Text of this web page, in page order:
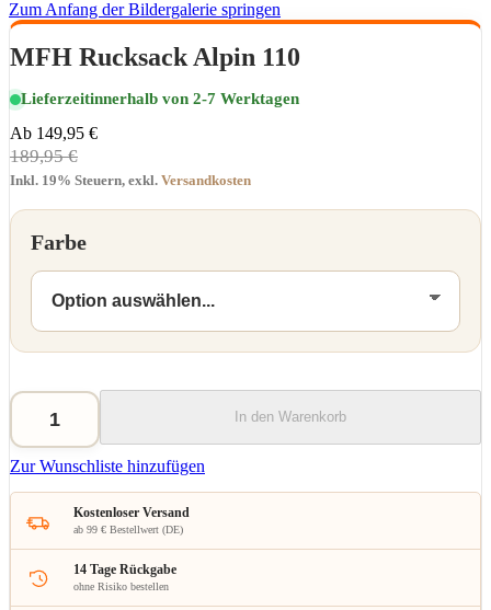
Zum Anfang der Bildergalerie springen
MFH Rucksack Alpin 110
Lieferzeitinnerhalb von 2-7 Werktagen
Ab 149,95 €
189,95 €
Inkl. 19% Steuern, exkl. Versandkosten
Farbe
In den Warenkorb
Zur Wunschliste hinzufügen
Kostenloser Versand
ab 99 € Bestellwert (DE)
14 Tage Rückgabe
ohne Risiko bestellen